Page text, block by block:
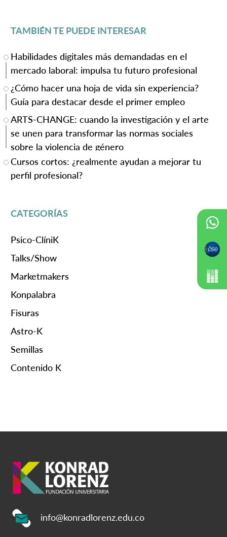
TAMBIÉN TE PUEDE INTERESAR
Habilidades digitales más demandadas en el
mercado laboral: impulsa tu futuro profesional
¿Cómo hacer una hoja de vida sin experiencia?
Guía para destacar desde el primer empleo
ARTS-CHANGE: cuando la investigación y el arte
se unen para transformar las normas sociales
sobre la violencia de género
Cursos cortos: ¿realmente ayudan a mejorar tu
perfil profesional?
CATEGORÍAS
Psico-ClíniK
Talks/Show
Marketmakers
Konpalabra
Fisuras
Astro-K
Semillas
Contenido K
info@konradlorenz.edu.co